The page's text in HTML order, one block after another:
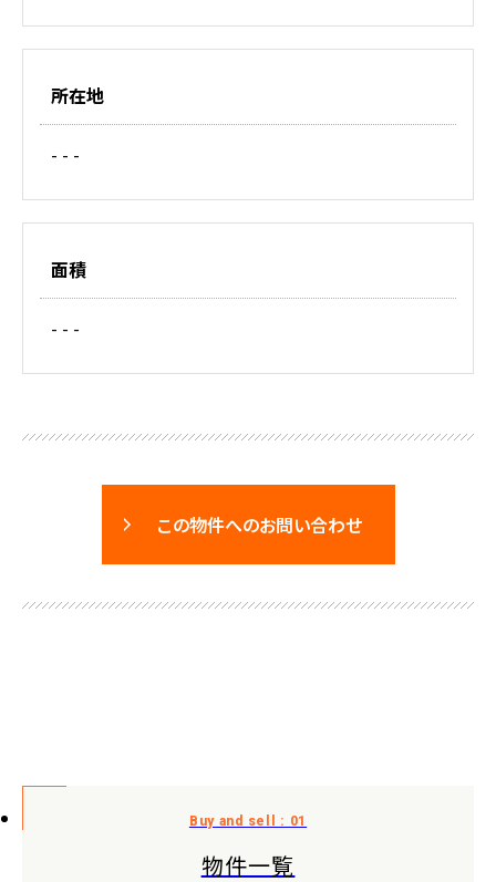
所在地
- - -
面積
- - -
この物件へのお問い合わせ
物件一覧